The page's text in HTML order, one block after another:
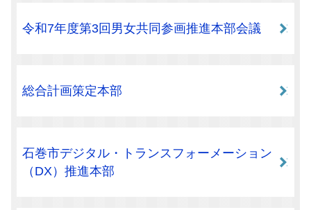
令和7年度第3回男女共同参画推進本部会議
総合計画策定本部
石巻市デジタル・トランスフォーメーション
（DX）推進本部